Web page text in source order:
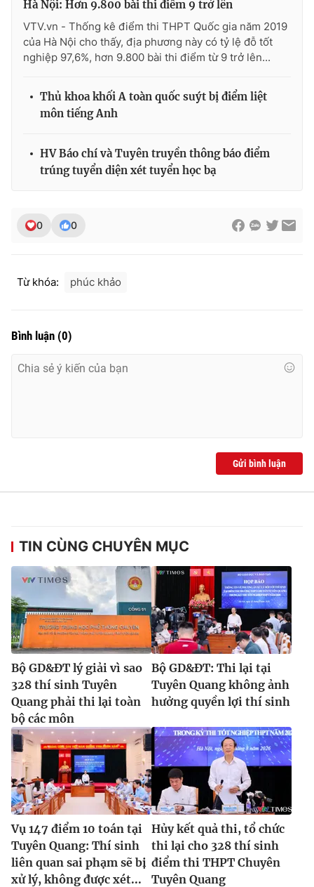
Ðiện thoại Thời báo VTV:024.66 897 897
Email:toasoan@vtv.vn
Liên hệ quảng cáo:024-7300.7108
Hà Nội: Hơn 9.800 bài thi điểm 9 trở lên
VTV.vn - Thống kê điểm thi THPT Quốc gia năm 2019
của Hà Nội cho thấy, địa phương này có tỷ lệ đỗ tốt
nghiệp 97,6%, hơn 9.800 bài thi điểm từ 9 trở lên...
Thủ khoa khối A toàn quốc suýt bị điểm liệt
môn tiếng Anh
HV Báo chí và Tuyên truyền thông báo điểm
trúng tuyển diện xét tuyển học bạ
0 0
Từ khóa: phúc khảo
Bình luận (0)
Gửi bình luận
TIN CÙNG CHUYÊN MỤC
Bộ GD&ĐT lý giải vì sao
328 thí sinh Tuyên
Quang phải thi lại toàn
bộ các môn
Bộ GD&ĐT: Thi lại tại
Tuyên Quang không ảnh
hưởng quyền lợi thí sinh
Vụ 147 điểm 10 toán tại
Tuyên Quang: Thí sinh
liên quan sai phạm sẽ bị
xử lý, không được xét...
Hủy kết quả thi, tổ chức
thi lại cho 328 thí sinh
điểm thi THPT Chuyên
Tuyên Quang